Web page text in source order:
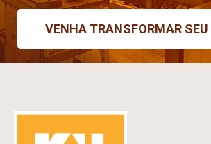
VENHA TRANSFORMAR SEU